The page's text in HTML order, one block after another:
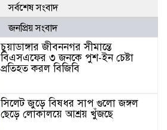
সর্বশেষ সংবাদ
জনপ্রিয় সংবাদ
চুয়াডাঙ্গার জীবননগর সীমান্তে
বিএসএফের ৩ জনকে পুশ-ইন চেষ্টা
প্রতিহত করল বিজিবি
সিলেট জুড়ে বিষধর সাপ গুলো জঙ্গল
ছেড়ে লোকালয়ে আশ্রয় খুঁজছে